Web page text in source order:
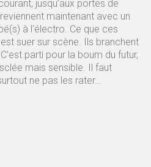
jusqu’aux portes de
maintenant avec un
à l’électro. Ce que ces
suer sur scène. Ils branchent
parti pour la boum du futur,
mais sensible. Il faut
ne pas les rater…